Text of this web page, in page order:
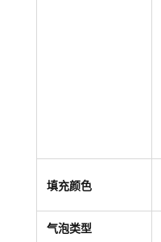
填充颜色
气泡类型